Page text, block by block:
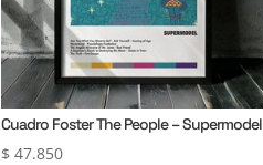
Cuadro Foster The People – Supermodel
$ 47.850